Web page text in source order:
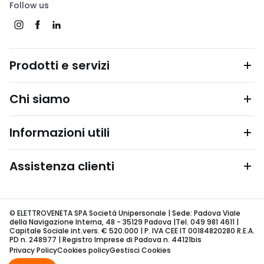
Follow us
Prodotti e servizi
Chi siamo
Informazioni utili
Assistenza clienti
© ELETTROVENETA SPA Società Unipersonale | Sede: Padova Viale
della Navigazione Interna, 48 - 35129 Padova |Tel. 049 981 4611 |
Capitale Sociale int.vers. € 520.000 | P. IVA CEE IT 00184820280 R.E.A.
PD n. 248977 | Registro Imprese di Padova n. 44121bis
Privacy PolicyCookies policyGestisci Cookies